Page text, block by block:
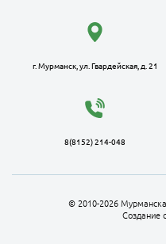
г. Мурманск, ул. Гвардейская, д. 21
8(8152) 214-048
© 2010-2026
Создание